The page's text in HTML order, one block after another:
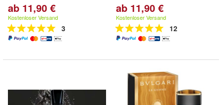
ab 11,90 €
Kostenloser Versand
3
ab 11,90 €
Kostenloser Versand
12